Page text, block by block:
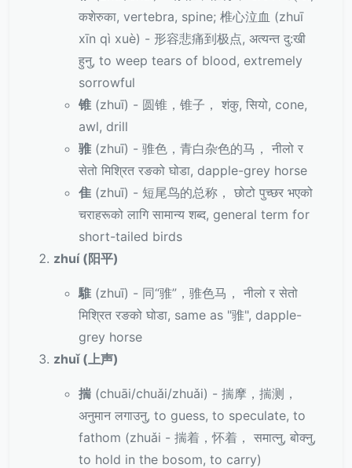
कशेरुका, vertebra, spine; 椎心泣血 (zhuī
xīn qì xuè) - 形容悲痛到极点, अत्यन्त दु:खी
हुनु, to weep tears of blood, extremely
sorrowful
锥 (zhuī) - 圆锥，锥子， शंकु, सियो, cone,
awl, drill
骓 (zhuī) - 骓色，青白杂色的马， नीलो र
सेतो मिश्रित रङको घोडा, dapple-grey horse
隹 (zhuī) - 短尾鸟的总称， छोटो पुच्छर भएको
चराहरूको लागि सामान्य शब्द, general term for
short-tailed birds
zhuí (阳平)
騅 (zhuī) - 同“骓”，骓色马， नीलो र सेतो
मिश्रित रङको घोडा, same as "骓", dapple-
grey horse
zhuǐ (上声)
揣 (chuāi/chuǎi/zhuǎi) - 揣摩，揣测，
अनुमान लगाउनु, to guess, to speculate, to
fathom (zhuǎi - 揣着，怀着， समात्नु, बोक्नु,
to hold in the bosom, to carry)